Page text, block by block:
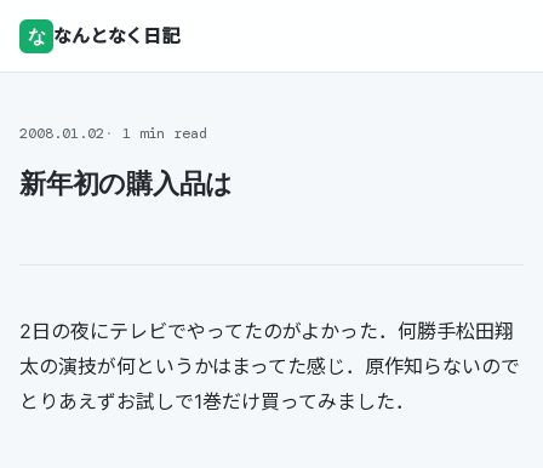
な なんとなく日記
2008.01.02 1 min read
新年初の購入品は
2日の夜にテレビでやってたのがよかった．何勝手松田翔
太の演技が何というかはまってた感じ．原作知らないので
とりあえずお試しで1巻だけ買ってみました．